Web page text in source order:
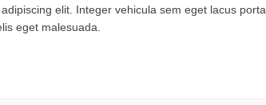
elit. Integer vehicula sem eget lacus porta
eget malesuada.